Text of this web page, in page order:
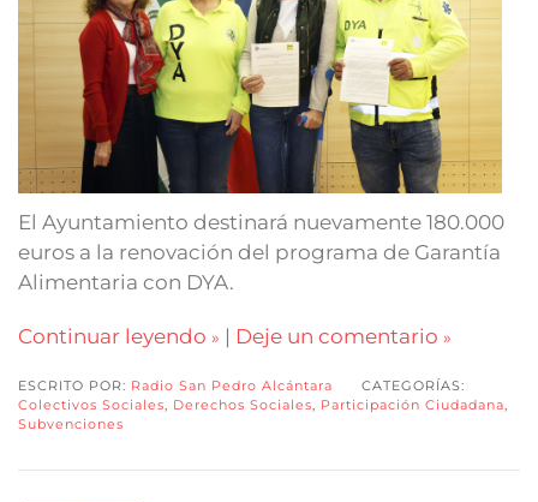
El Ayuntamiento destinará nuevamente 180.000
euros a la renovación del programa de Garantía
Alimentaria con DYA.
Continuar leyendo | Deje un comentario
ESCRITO POR: Radio San Pedro Alcántara
CATEGORÍAS:
Colectivos Sociales, Derechos Sociales, Participación Ciudadana,
Subvenciones